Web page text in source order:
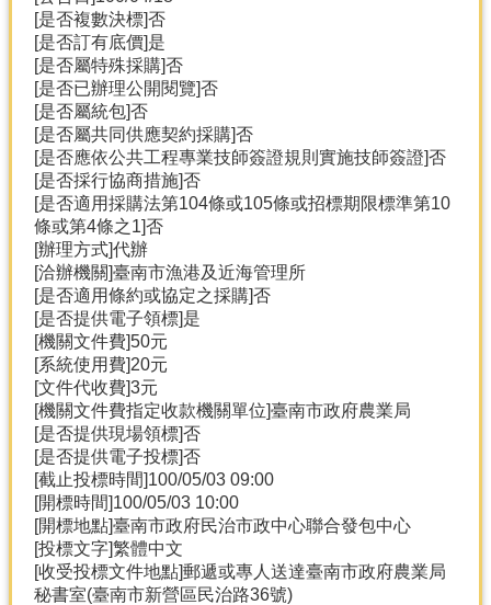
[是否複數決標]否
[是否訂有底價]是
[是否屬特殊採購]否
[是否已辦理公開閱覽]否
[是否屬統包]否
[是否屬共同供應契約採購]否
[是否應依公共工程專業技師簽證規則實施技師簽證]否
[是否採行協商措施]否
[是否適用採購法第104條或105條或招標期限標準第10
條或第4條之1]否
[辦理方式]代辦
[洽辦機關]臺南市漁港及近海管理所
[是否適用條約或協定之採購]否
[是否提供電子領標]是
[機關文件費]50元
[系統使用費]20元
[文件代收費]3元
[機關文件費指定收款機關單位]臺南市政府農業局
[是否提供現場領標]否
[是否提供電子投標]否
[截止投標時間]100/05/03 09:00
[開標時間]100/05/03 10:00
[開標地點]臺南市政府民治市政中心聯合發包中心
[投標文字]繁體中文
[收受投標文件地點]郵遞或專人送達臺南市政府農業局
秘書室(臺南市新營區民治路36號)